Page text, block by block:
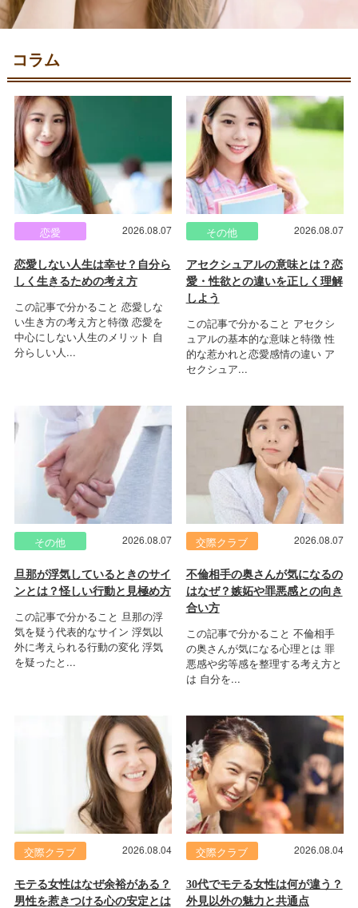
コラム
恋愛 2026.08.07
恋愛しない人生は幸せ？自分ら
しく生きるための考え方
この記事で分かること 恋愛しな
い生き方の考え方と特徴 恋愛を
中心にしない人生のメリット 自
分らしい人...
その他 2026.08.07
アセクシュアルの意味とは？恋
愛・性欲との違いを正しく理解
しよう
この記事で分かること アセクシ
ュアルの基本的な意味と特徴 性
的な惹かれと恋愛感情の違い ア
セクシュア...
その他 2026.08.07
旦那が浮気しているときのサイ
ンとは？怪しい行動と見極め方
この記事で分かること 旦那の浮
気を疑う代表的なサイン 浮気以
外に考えられる行動の変化 浮気
を疑ったと...
交際クラブ 2026.08.07
不倫相手の奥さんが気になるの
はなぜ？嫉妬や罪悪感との向き
合い方
この記事で分かること 不倫相手
の奥さんが気になる心理とは 罪
悪感や劣等感を整理する考え方と
は 自分を...
交際クラブ 2026.08.04
モテる女性はなぜ余裕がある？
男性を惹きつける心の安定とは
交際クラブ 2026.08.04
30代でモテる女性は何が違う？
外見以外の魅力と共通点